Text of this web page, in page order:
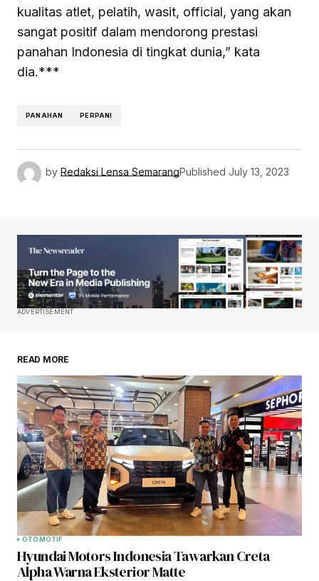
kualitas atlet, pelatih, wasit, official, yang akan
sangat positif dalam mendorong prestasi
panahan Indonesia di tingkat dunia,” kata
dia.***
PANAHAN PERPANI
by Redaksi Lensa SemarangPublished July 13, 2023
ADVERTISEMENT
READ MORE
OTOMOTIF
Hyundai Motors Indonesia Tawarkan Creta
Alpha Warna Eksterior Matte